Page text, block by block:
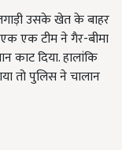
उसके खेत के बाहर
एक टीम ने गैर-बीमा
काट दिया. हालांकि
तो पुलिस ने चालान